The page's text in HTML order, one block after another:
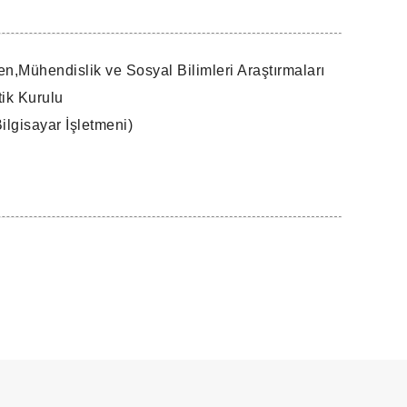
ve Sosyal Bilimleri Araştırmaları
Kurulu
İşletmeni)